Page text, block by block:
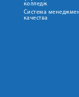
колледж
Система
качества